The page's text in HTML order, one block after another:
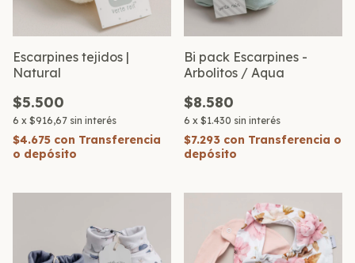
Escarpines tejidos |
Natural
$5.500
6 x $916,67 sin interés
$4.675 con Transferencia
o depósito
Bi pack Escarpines -
Arbolitos / Aqua
$8.580
6 x $1.430 sin interés
$7.293 con Transferencia o
depósito